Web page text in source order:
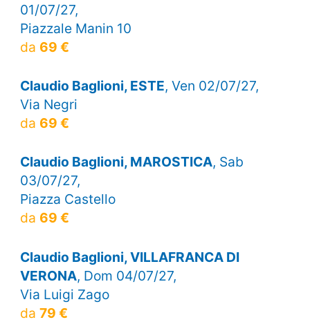
01/07/27,
Piazzale Manin 10
da 69 €
Claudio Baglioni, ESTE, Ven 02/07/27,
Via Negri
da 69 €
Claudio Baglioni, MAROSTICA, Sab
03/07/27,
Piazza Castello
da 69 €
Claudio Baglioni, VILLAFRANCA DI
VERONA, Dom 04/07/27,
Via Luigi Zago
da 79 €